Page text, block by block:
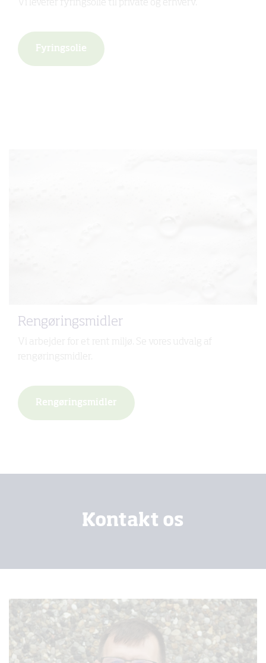
Vi leverer fyringsolie til private og erhverv.
Fyringsolie
Rengøringsmidler
Vi arbejder for et rent miljø. Se vores udvalg af
rengøringsmidler.
Rengøringsmidler
Kontakt os